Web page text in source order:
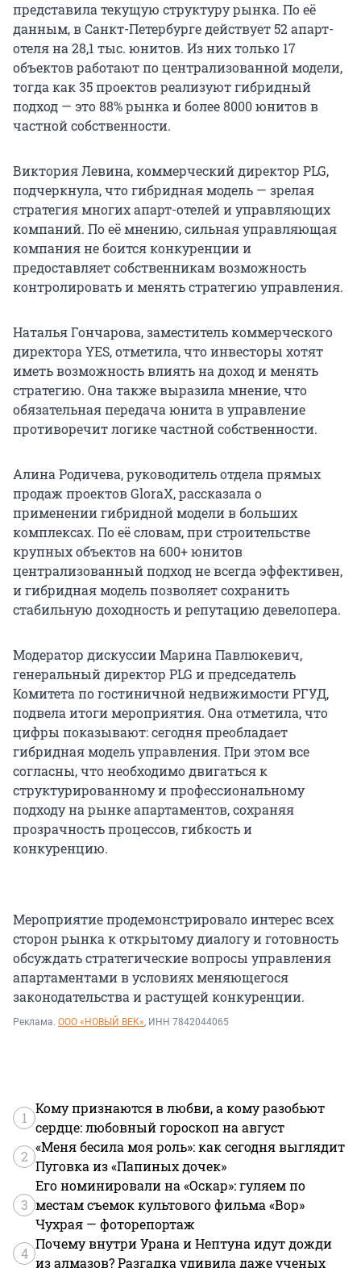
представила текущую структуру рынка. По её
данным, в Санкт-Петербурге действует 52 апарт-
отеля на 28,1 тыс. юнитов. Из них только 17
объектов работают по централизованной модели,
тогда как 35 проектов реализуют гибридный
подход — это 88% рынка и более 8000 юнитов в
частной собственности.
Виктория Левина, коммерческий директор PLG,
подчеркнула, что гибридная модель — зрелая
стратегия многих апарт-отелей и управляющих
компаний. По её мнению, сильная управляющая
компания не боится конкуренции и
предоставляет собственникам возможность
контролировать и менять стратегию управления.
Наталья Гончарова, заместитель коммерческого
директора YES, отметила, что инвесторы хотят
иметь возможность влиять на доход и менять
стратегию. Она также выразила мнение, что
обязательная передача юнита в управление
противоречит логике частной собственности.
Алина Родичева, руководитель отдела прямых
продаж проектов GloraX, рассказала о
применении гибридной модели в больших
комплексах. По её словам, при строительстве
крупных объектов на 600+ юнитов
централизованный подход не всегда эффективен,
и гибридная модель позволяет сохранить
стабильную доходность и репутацию девелопера.
Модератор дискуссии Марина Павлюкевич,
генеральный директор PLG и председатель
Комитета по гостиничной недвижимости РГУД,
подвела итоги мероприятия. Она отметила, что
цифры показывают: сегодня преобладает
гибридная модель управления. При этом все
согласны, что необходимо двигаться к
структурированному и профессиональному
подходу на рынке апартаментов, сохраняя
прозрачность процессов, гибкость и
конкуренцию.
Мероприятие продемонстрировало интерес всех
сторон рынка к открытому диалогу и готовность
обсуждать стратегические вопросы управления
апартаментами в условиях меняющегося
законодательства и растущей конкуренции.
Реклама. ООО «НОВЫЙ ВЕК», ИНН 7842044065
1
Кому признаются в любви, а кому разобьют
сердце: любовный гороскоп на август
2
«Меня бесила моя роль»: как сегодня выглядит
Пуговка из «Папиных дочек»
3
Его номинировали на «Оскар»: гуляем по
местам съемок культового фильма «Вор»
Чухрая — фоторепортаж
4
Почему внутри Урана и Нептуна идут дожди
из алмазов? Разгадка удивила даже ученых